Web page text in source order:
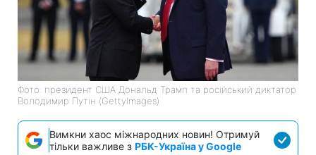
Фото: президент США Дональд Трамп та російський диктатор
Володимир Путін (GettyImages)
Вимкни хаос міжнародних новин! Отримуй
тільки важливе з РБК-Україна у Google